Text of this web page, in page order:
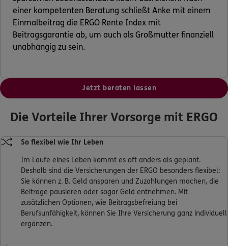
einer kompetenten Beratung schließt Anke mit einem
Einmalbeitrag die ERGO Rente Index mit
Beitragsgarantie ab, um auch als Großmutter finanziell
unabhängig zu sein.
Jetzt beraten lassen
Die Vorteile Ihrer Vorsorge mit ERGO
So flexibel wie Ihr Leben
Im Laufe eines Leben kommt es oft anders als geplant.
Deshalb sind die Versicherungen der ERGO besonders flexibel:
Sie können z. B. Geld ansparen und Zuzahlungen machen, die
Beiträge pausieren oder sogar Geld entnehmen. Mit
zusätzlichen Optionen, wie Beitragsbefreiung bei
Berufsunfähigkeit, können Sie Ihre Versicherung ganz individuell
ergänzen.